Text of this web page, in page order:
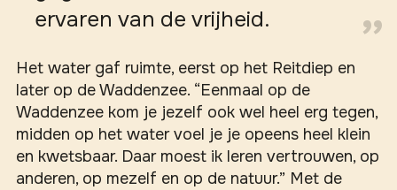
ervaren van de vrijheid.
Het water gaf ruimte, eerst op het Reitdiep en
later op de Waddenzee. “Eenmaal op de
Waddenzee kom je jezelf ook wel heel erg tegen,
midden op het water voel je je opeens heel klein
en kwetsbaar. Daar moest ik leren vertrouwen, op
anderen, op mezelf en op de natuur.” Met de